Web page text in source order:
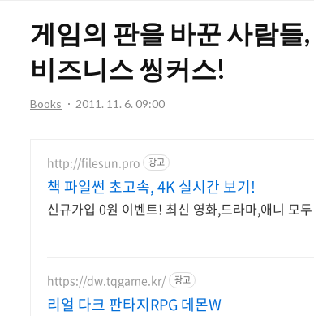
게임의 판을 바꾼 사람들
비즈니스 씽커스!
Books 2011. 11. 6. 09:00
http://filesun.pro 광고
책 파일썬 초고속, 4K 실시간 보기!
신규가입 0원 이벤트! 최신 영화,드라마,애니 모
https://dw.tqgame.kr/ 광고
리얼 다크 판타지RPG 데몬W